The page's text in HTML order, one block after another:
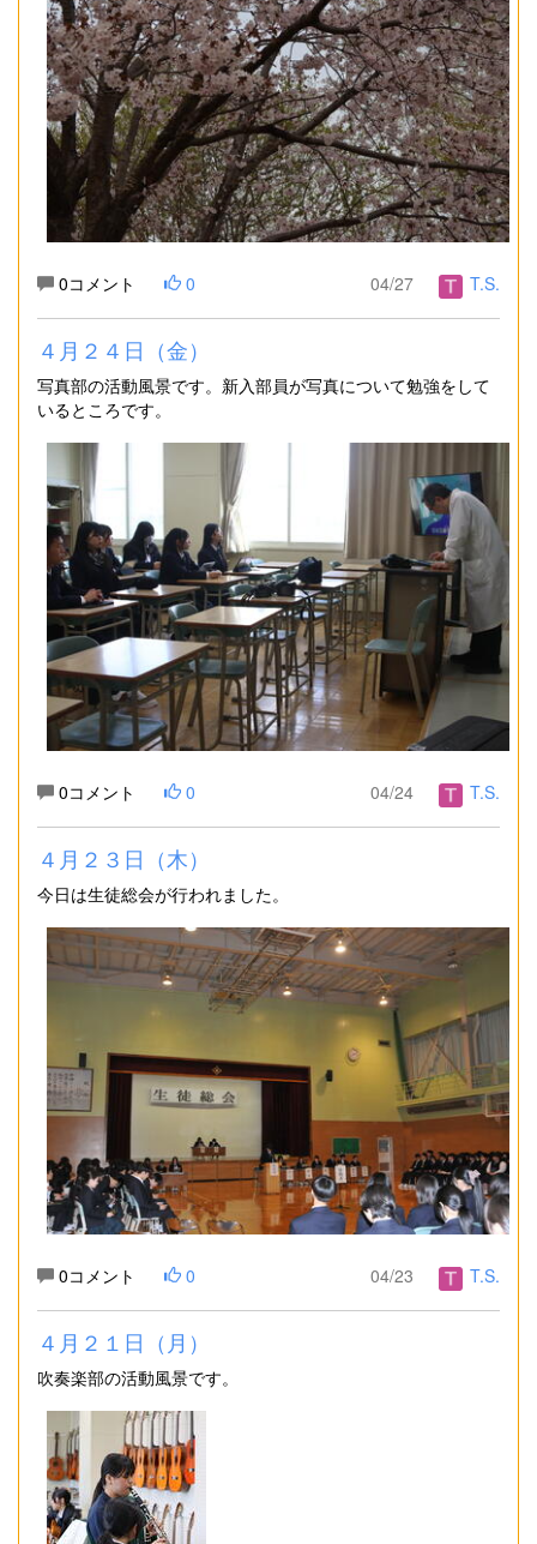
0コメント 0 04/27 T.S.
４月２４日（金）
写真部の活動風景です。新入部員が写真について勉強をして
いるところです。
0コメント 0 04/24 T.S.
４月２３日（木）
今日は生徒総会が行われました。
0コメント 0 04/23 T.S.
４月２１日（月）
吹奏楽部の活動風景です。